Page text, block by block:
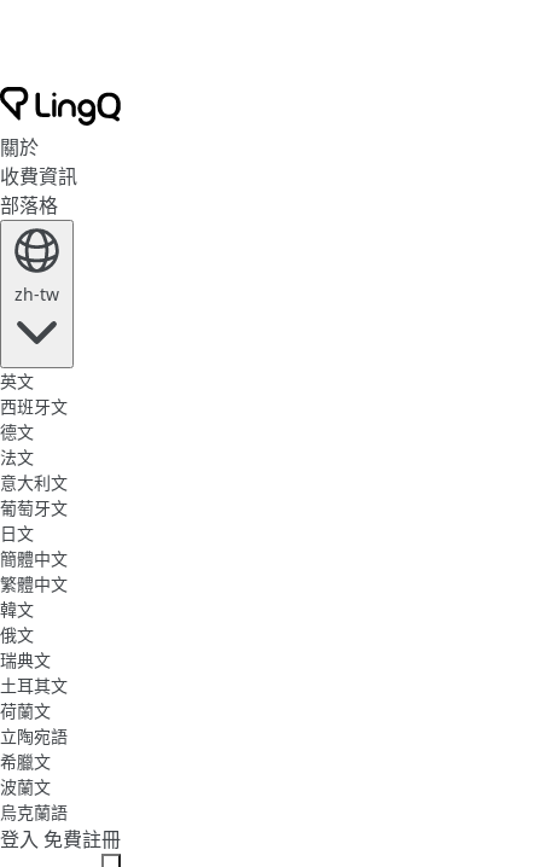
關於
收費資訊
部落格
zh-tw
英文
西班牙文
德文
法文
意大利文
葡萄牙文
日文
簡體中文
繁體中文
韓文
俄文
瑞典文
土耳其文
荷蘭文
立陶宛語
希臘文
波蘭文
烏克蘭語
登入 免費註冊